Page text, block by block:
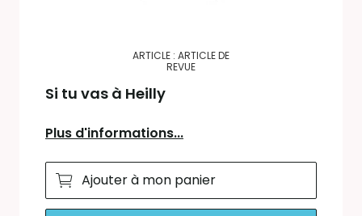
ARTICLE : ARTICLE DE
REVUE
Si tu vas à Heilly
Plus d'informations...
Ajouter à mon panier